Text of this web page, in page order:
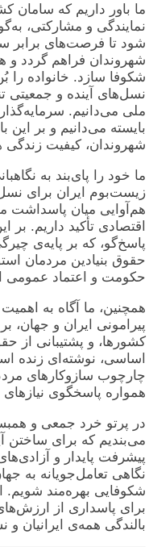
باور داریم که سامان
و مشارکتی،
تا فرصت‌های برابر
فراهم گردد و هر
سازد. خانواده را
آینده و جمعیتی
می‌دانیم.
می‌دانیم و بر این
کیفیت زندگی
خود را پای‌بند به
ایران برای
میان پاسداشت
تأکید داریم. بر
که بر پایه‌ی
بنیادین مردمان
و اعتماد عمومی
ما آگاه به
ایران و جهان،
و پشتیبانی از
نوشته‌ای زنده
سازوکارهای
پاسخگوی نیازهای
پرتو خرد جمعی و
که برای ساختن
پایدار و
تعامل‌جویانه به
بهره‌مند شویم.
پاسداری از
همه‌ی ایرانیان و